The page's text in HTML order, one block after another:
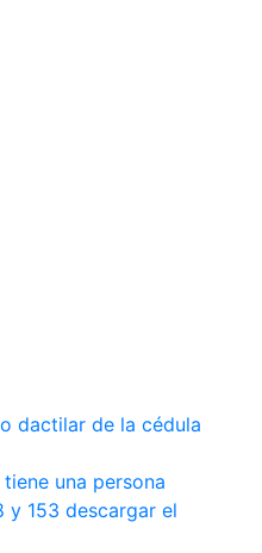
dactilar de la cédula
una persona
y 153 descargar el